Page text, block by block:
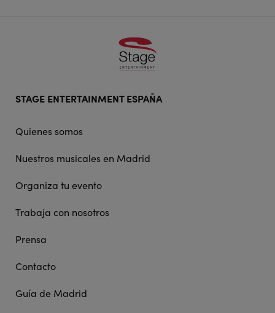
doormat
STAGE ENTERTAINMENT ESPAÑA
Quienes somos
Nuestros musicales en Madrid
Organiza tu evento
Trabaja con nosotros
Prensa
Contacto
Guía de Madrid